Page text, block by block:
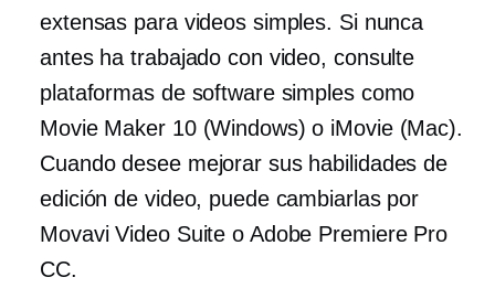
extensas para videos simples. Si nunca
antes ha trabajado con video, consulte
plataformas de software simples como
Movie Maker 10 (Windows) o iMovie (Mac).
Cuando desee mejorar sus habilidades de
edición de video, puede cambiarlas por
Movavi Video Suite o Adobe Premiere Pro
CC.